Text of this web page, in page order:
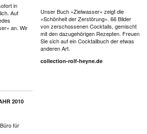
in
Auf
an. Wir
Unser Buch »Zielwasser« zeigt die
»Schönheit der Zerstörung«. 66 Bilder
von zerschossenen Cocktails, gemischt
mit den dazugehörigen Rezepten. Freuen
Sie sich auf ein Cocktailbuch der etwas
anderen Art.
collection-rolf-heyne.de
2010
für